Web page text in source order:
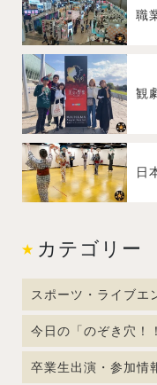
観
日
カテゴリー
スポーツ・ライブエ
今日の「のぞき穴！
卒業生出演・参加情